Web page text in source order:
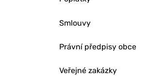
Smlouvy
Právní předpisy obce
Veřejné zakázky